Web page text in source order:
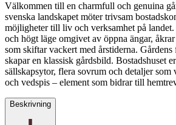
Välkommen till en charmfull och genuina
svenska landskapet möter trivsam
möjligheter till liv och verksamhet på
och högt läge omgivet av öppna ängar,
som skiftar vackert med årstiderna.
skapar en klassisk gårdsbild. Bostadshuset
sällskapsytor, flera sovrum och detaljer som
och vedspis – element som bidrar till
Beskrivning